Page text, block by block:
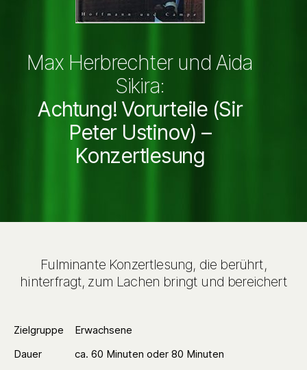
Max Herbrechter und Aida
Sikira:
Achtung! Vorurteile (Sir
Peter Ustinov) –
Konzertlesung
Fulminante Konzertlesung, die berührt,
hinterfragt, zum Lachen bringt und bereichert
Zielgruppe
Erwachsene
Dauer
ca. 60 Minuten oder 80 Minuten